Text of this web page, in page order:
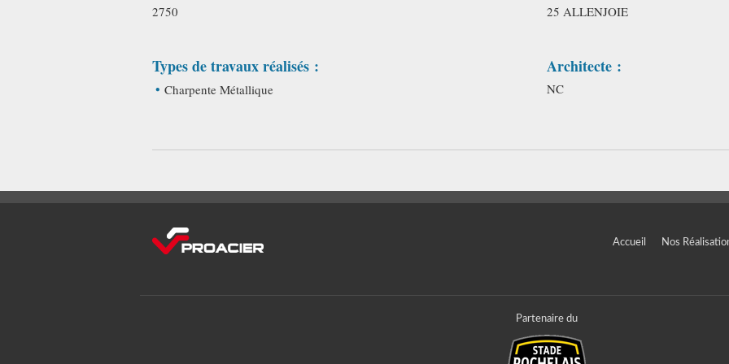
2750 25 ALLENJOIE
Types de travaux réalisés :
Charpente Métallique
Architecte :
NC
Accueil Nos
Partenaire du